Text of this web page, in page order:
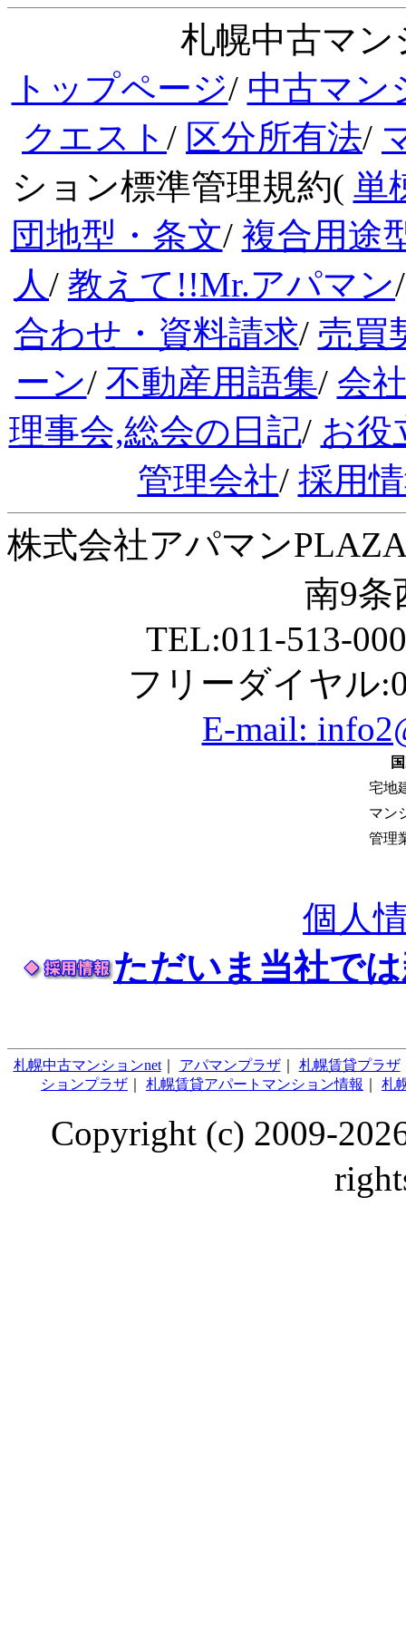
札幌中古マン
トップページ/ 中古マン
クエスト / 区分所有法/
ション標準管理規約( 単
団地型・条文/ 複合用途
人/ 教えて!!Mr.アパマン
合わせ・資料請求/ 売買
ーン/ 不動産用語集/ 会
理事会,総会の日記/ お役
管理会社/ 採用
株式会社アパマン
南9条
TEL:011-513-
フリーダイヤル
E-mail:
宅地
マン
管理
個人
ただいま当社で
札幌中古マンションnet｜ アパマンプラザ｜ 札幌賃貸プラザ
ションプラザ
札幌賃貸アパートマンション情報 札
Copyright (c) 2009-